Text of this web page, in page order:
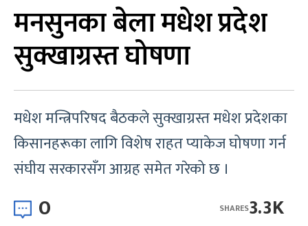
मनसुनका बेला मधेश प्रदेश
सुक्खाग्रस्त घोषणा
मधेश मन्त्रिपरिषद बैठकले सुक्खाग्रस्त मधेश प्रदेशका
किसानहरूका लागि विशेष राहत प्याकेज घोषणा गर्न
संघीय सरकारसँग आग्रह समेत गरेको छ ।
0 3.3K
SHARES